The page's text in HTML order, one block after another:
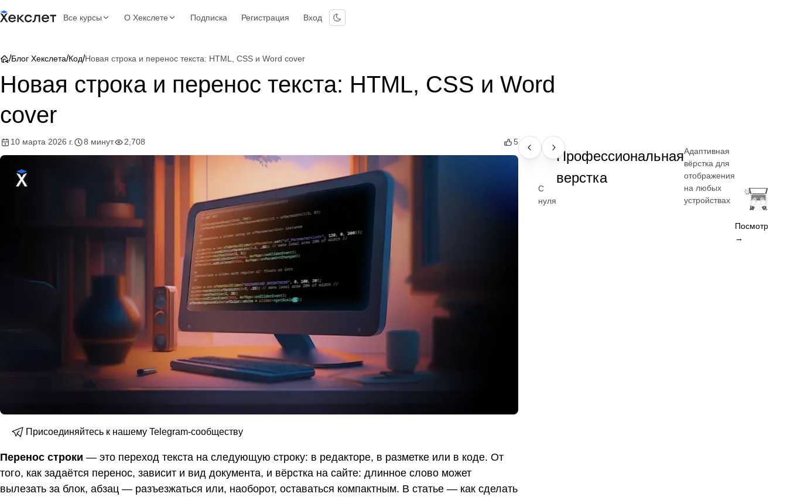
Все курсы О Хекслете Подписка Регистрация Вход
/Блог Хекслета/Код/Новая строка и перенос текста: HTML, CSS и Word cover
Новая строка и перенос текста: HTML, CSS и Word
cover
10 марта 2026 г. 8 минут 2,708 5
Присоединяйтесь к нашему Telegram-сообществу
Перенос строки — это переход текста на следующую строку: в редакторе, в разметке или в коде. От
того, как задаётся перенос, зависит и вид документа, и вёрстка на сайте: длинное слово может
вылезать за блок, абзац — разъезжаться или, наоборот, оставаться компактным. В статье — как сделать
НАВЫК
С
нуля
Профессиональная
верстка
Адаптивная
вёрстка для
отображения
на любых
устройствах
Посмотреть
→